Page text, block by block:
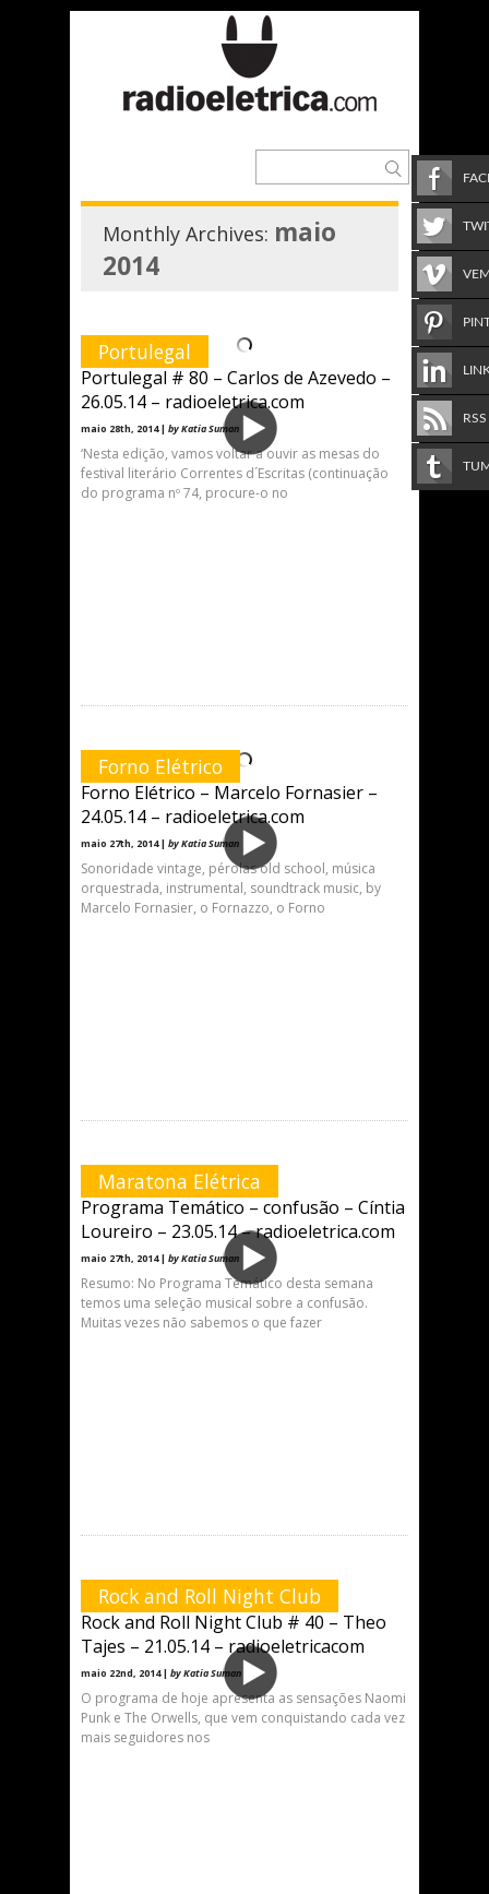
Monthly Archives: maio
2014
Portulegal
Portulegal # 80 – Carlos de Azevedo –
26.05.14 – radioeletrica.com
maio 28th, 2014 | by Katia Suman
‘Nesta edição, vamos voltar a ouvir as mesas do
festival literário Correntes d´Escritas (continuação
do programa nº 74, procure-o no
Forno Elétrico
Forno Elétrico – Marcelo Fornasier –
24.05.14 – radioeletrica.com
maio 27th, 2014 | by Katia Suman
Sonoridade vintage, pérolas old school, música
orquestrada, instrumental, soundtrack music, by
Marcelo Fornasier, o Fornazzo, o Forno
Maratona Elétrica
Programa Temático – confusão – Cíntia
Loureiro – 23.05.14 – radioeletrica.com
maio 27th, 2014 | by Katia Suman
Resumo: No Programa Temático desta semana
temos uma seleção musical sobre a confusão.
Muitas vezes não sabemos o que fazer
Rock and Roll Night Club
Rock and Roll Night Club # 40 – Theo
Tajes – 21.05.14 – radioeletricacom
maio 22nd, 2014 | by Katia Suman
O programa de hoje apresenta as sensações Naomi
Punk e The Orwells, que vem conquistando cada vez
mais seguidores nos
RSS